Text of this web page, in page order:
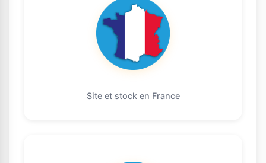
Site et stock en France